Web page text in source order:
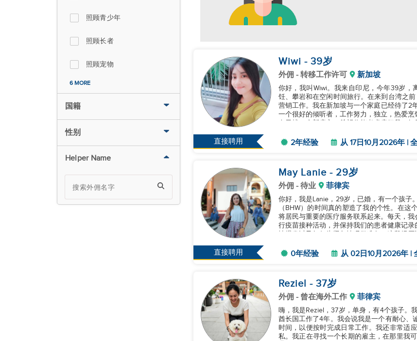
照顾青少年
照顾长者
照顾宠物
6 MORE
国籍
性别
Helper Name
直接聘用
Wiwi - 39岁
外佣 - 转移工作许可 新加坡
你好，我叫Wiwi。我来自印尼，今年39岁
饪、攀岩和在空闲时间旅行。在来到台湾之
营销工作。我在新加坡与一个家庭已经待了2
一个很好的倾听者，工作努力，独立，热爱
2年经验 从 17日10月2026年 |
直接聘用
May Lanie - 29岁
外佣 - 待业 菲律宾
你好，我是Lanie，29岁，已婚，有一个孩
（BHW）的时间真的塑造了我的个性。在
将居民与重要的医疗服务联系起来。每天，
行疫苗接种活动，并保持我们的患者健康记
0年经验 从 02日10月2026年 |
Reziel - 37岁
外佣 - 曾在海外工作 菲律宾
嗨，我是Reziel，37岁，单身，有4个孩子。
酋长国工作了4年。我会说我是一个有耐心
时间，以便按时完成日常工作。我还非常适
私。我正在寻找一个长期的雇主，在那里我